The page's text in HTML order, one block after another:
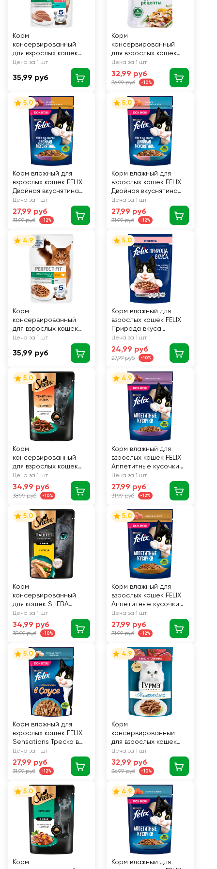
Корм
консервированный
для взрослых кошек
PERFECT FIT Sterile
паштет с говядиной,
для стерилизованных,
Цена за 1 шт
35,99 руб
Корм
консервированный
для взрослых кошек
ГУРМЭ Натуральные
рецепты Лосось-гриль
с зеленой фасолью,
75г
Цена за 1 шт
32,99 руб
36,99 руб -10%
5.0
Корм влажный для
взрослых кошек FELIX
Двойная вкуснятина
Ягненок и курица в
желе, 75г
Цена за 1 шт
27,99 руб
31,99 руб -12%
5.0
Корм влажный для
взрослых кошек FELIX
Двойная вкуснятина
Лосось и форель в
желе, 75г
Цена за 1 шт
27,99 руб
31,99 руб -12%
4.9
Корм
консервированный
для взрослых кошек
PERFECT FIT Sterile с
курицей в соусе, для
стерилизованных, 75г
Цена за 1 шт
35,99 руб
5.0
Корм влажный для
взрослых кошек FELIX
Природа вкуса
Лосось, 75г
Цена за 1 шт
24,99 руб
27,99 руб -10%
5.0
Корм
консервированный
для взрослых кошек
SHEBA ломтики в
соусе с телятиной и
языком, 75г
Цена за 1 шт
34,99 руб
38,99 руб -10%
4.9
Корм влажный для
взрослых кошек FELIX
Аппетитные кусочки
Ягненок в желе, 75г
Цена за 1 шт
27,99 руб
31,99 руб -12%
5.0
Корм
консервированный
для кошек SHEBA
Нежный паштет в желе
Курица, 75г
Цена за 1 шт
34,99 руб
38,99 руб -10%
5.0
Корм влажный для
взрослых кошек FELIX
Аппетитные кусочки
Индейка в желе, 75г
Цена за 1 шт
27,99 руб
31,99 руб -12%
5.0
Корм влажный для
взрослых кошек FELIX
Sensations Треска в
соусе с томатами, 75г
Цена за 1 шт
27,99 руб
31,99 руб -12%
4.9
Корм
консервированный
для взрослых кошек
ГУРМЭ Perle Язык и
телятина в соусе, 75г
Цена за 1 шт
32,99 руб
36,99 руб -10%
5.0
Корм
4.9
Корм влажный для